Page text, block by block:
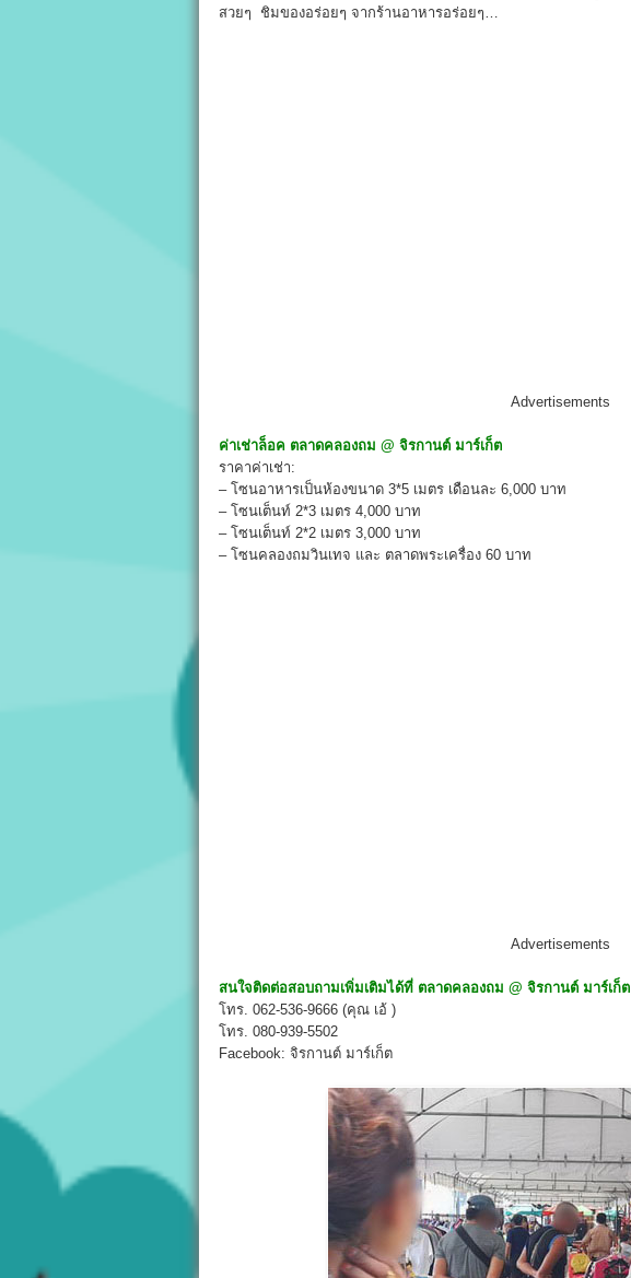
สวยๆ ชิมของอร่อยๆ จากร้านอาหารอร่อยๆ…
Advertisements
ค่าเช่าล็อค ตลาดคลองถม @ จิรกานต์ มาร์เก็ต
ราคาค่าเช่า:
– โซนอาหารเป็นห้องขนาด 3*5 เมตร เดือนละ 6,000 บาท
– โซนเต็นท์ 2*3 เมตร 4,000 บาท
– โซนเต็นท์ 2*2 เมตร 3,000 บาท
– โซนคลองถมวินเทจ และ ตลาดพระเครื่อง 60 บาท
Advertisements
สนใจติดต่อสอบถามเพิ่มเติมได้ที่ ตลาดคลองถม @ จิรกานต์ มาร์เก็ต
โทร. 062-536-9666 (คุณ เอ้ )
โทร. 080-939-5502
Facebook: จิรกานต์ มาร์เก็ต